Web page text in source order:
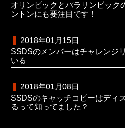
オリンピックとパラリンピック
ントンにも要注目です！
2018年01月15日
SSDSのメンバーはチャレンジ
いる
2018年01月08日
SSDSのキャッチコピーはディ
るって知ってました？